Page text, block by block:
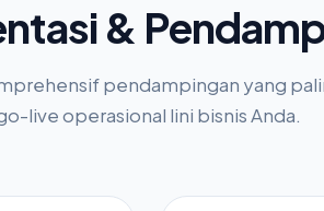
&
pendampingan yang
live operasional lini bisnis Anda.